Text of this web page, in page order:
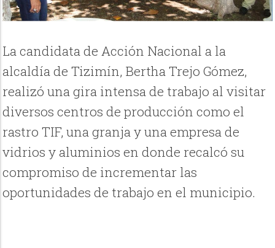
La candidata de Acción Nacional a la
alcaldía de Tizimín, Bertha Trejo Gómez,
realizó una gira intensa de trabajo al visitar
diversos centros de producción como el
rastro TIF, una granja y una empresa de
vidrios y aluminios en donde recalcó su
compromiso de incrementar las
oportunidades de trabajo en el municipio.